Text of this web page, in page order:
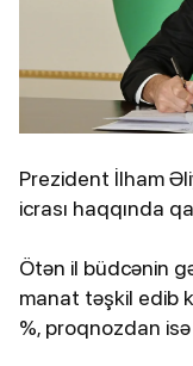
Prezident İlham
icrası haqqında
Ötən il büdcənin
manat təşkil edib
%, proqnozdan